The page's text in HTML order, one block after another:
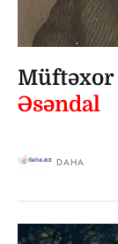
Müftəxor
Əsəndal
DAHA